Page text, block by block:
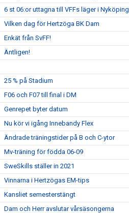
6 st 06:or uttagna till VFFs läger i Nyköping
Vilken dag för Hertzöga BK Dam
Enkät från SvFF!
Äntligen!
25 % på Stadium
F06 och F07 till final i DM
Genrepet byter datum
Nu kör vi igång Innebandy Flex
Ändrade träningstider på B och C-ytor
Mv-träning för födda 06-09
SweSkills ställer in 2021
Vinnarna i Hertzögas EM-tips
Kansliet semesterstängt
Dam och Herr avslutar vårsäsongerna